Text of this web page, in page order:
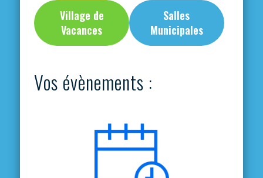
Village de
Vacances
Salles
Municipales
Vos évènements :